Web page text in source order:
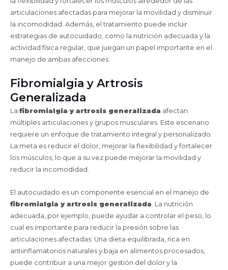
articulaciones afectadas para mejorar la movilidad y disminuir
la incomodidad. Además, el tratamiento puede incluir
estrategias de autocuidado, como la nutrición adecuada y la
actividad física regular, que juegan un papel importante en el
manejo de ambas afecciones.
Fibromialgia y Artrosis
Generalizada
La fibromialgia y artrosis generalizada afectan
múltiples articulaciones y grupos musculares. Este escenario
requiere un enfoque de tratamiento integral y personalizado.
La meta es reducir el dolor, mejorar la flexibilidad y fortalecer
los músculos, lo que a su vez puede mejorar la movilidad y
reducir la incomodidad.
El autocuidado es un componente esencial en el manejo de
fibromialgia y artrosis generalizada. La nutrición
adecuada, por ejemplo, puede ayudar a controlar el peso, lo
cual es importante para reducir la presión sobre las
articulaciones afectadas. Una dieta equilibrada, rica en
antiinflamatorios naturales y baja en alimentos procesados,
puede contribuir a una mejor gestión del dolor y la